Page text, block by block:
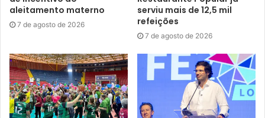
problemas respiratórios, não podem ser expostos ao
inseticida. Além disso, o fumacê pode afetar colônias de
meliponicultores busquem alternativas para mitigar os
impactos, como realocar colônias sensíveis ou utilizar
barreiras físicas adicionais.
aleitamento materno
7 de agosto de 2026
serviu mais de 12,5 mil
refeições
7 de agosto de 2026